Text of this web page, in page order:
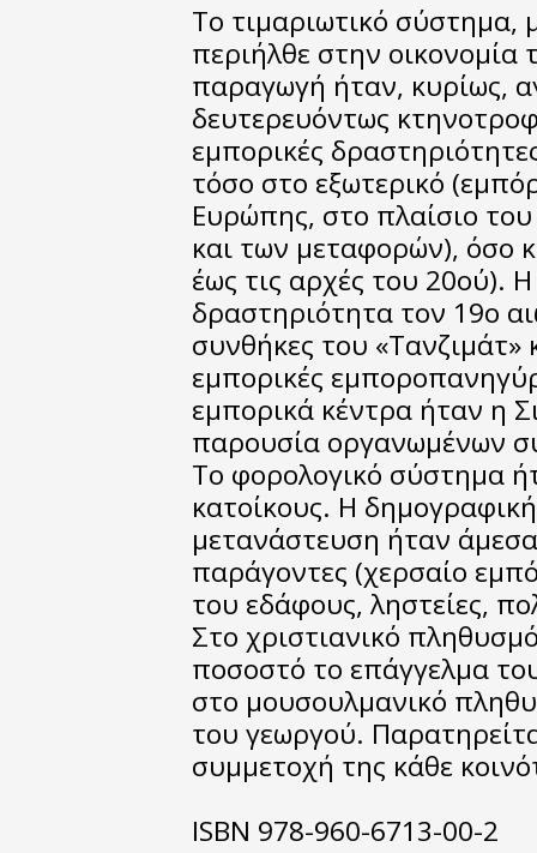
Το τιμαριωτικό
περιήλθε στην οικονομία
παραγωγή ήταν, κυρίως,
δευτερευόντως
εμπορικές
τόσο στο εξωτερικό
Ευρώπης, στο πλαίσιο
και των μεταφορών), όσο
έως τις αρχές του 20ού).
δραστηριότητα τον 19ο
συνθήκες του «Τανζιμάτ»
εμπορικές
εμπορικά κέντρα ήταν η
παρουσία οργανωμένων
Το φορολογικό σύστημα
κατοίκους. Η
μετανάστευση ήταν
παράγοντες (χερσαίο
του εδάφους, ληστείες,
Στο χριστιανικό
ποσοστό το επάγγελμα
στο μουσουλμανικό
του γεωργού.
συμμετοχή της κάθε
ISBN 978-960-6713-00-2